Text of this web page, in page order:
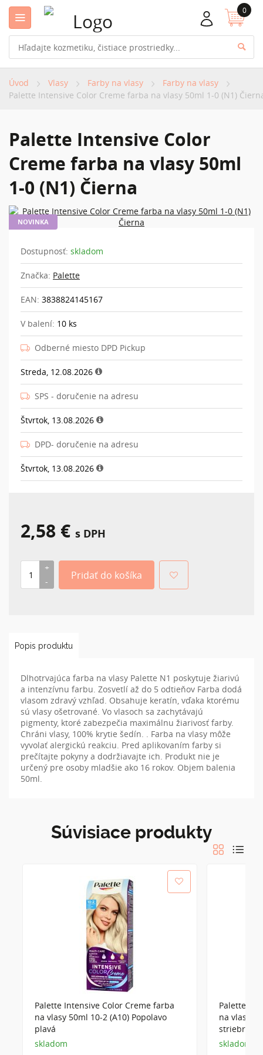
0
Úvod Vlasy Farby na vlasy
Farby na vlasy
Palette Intensive Color Creme farba na vlasy 50ml 1-0 (N1)
Palette Intensive Color
Creme farba na vlasy 50ml
1-0 (N1) Čierna
NOVINKA
Dostupnosť: skladom
Značka: Palette
EAN: 3838824145167
V balení: 10 ks
Odberné miesto DPD Pickup
Streda, 12.08.2026
SPS - doručenie na adresu
Štvrtok, 13.08.2026
DPD- doručenie na adresu
Štvrtok, 13.08.2026
2,58 € s DPH
Popis produktu
Dlhotrvajúca farba na vlasy Palette N1 poskytuje žiarivú
a intenzívnu farbu. Zosvetlí až do 5 odtieňov Farba dodá
vlasom zdravý vzhľad. Obsahuje keratín, vďaka ktorému
sú vlasy ošetrované. Vo vlasoch sa zachytávajú
pigmenty, ktoré zabezpečia maximálnu žiarivosť farby.
Chráni vlasy, 100% krytie šedín. . Farba na vlasy môže
vyvolať alergickú reakciu. Pred aplikovaním farby si
prečítajte pokyny a dodržiavajte ich. Produkt nie je
určený pre osoby mladšie ako 16 rokov. Objem balenia
50ml.
Súvisiace produkty
Palette Intensive Color Creme farba
na vlasy 50ml 10-2 (A10) Popolavo
plavá
skladom
Palette
na vlasy
striebristo
skladom